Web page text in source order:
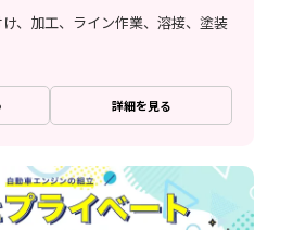
、加工、ライン作業、溶接、塗装
詳細を見る